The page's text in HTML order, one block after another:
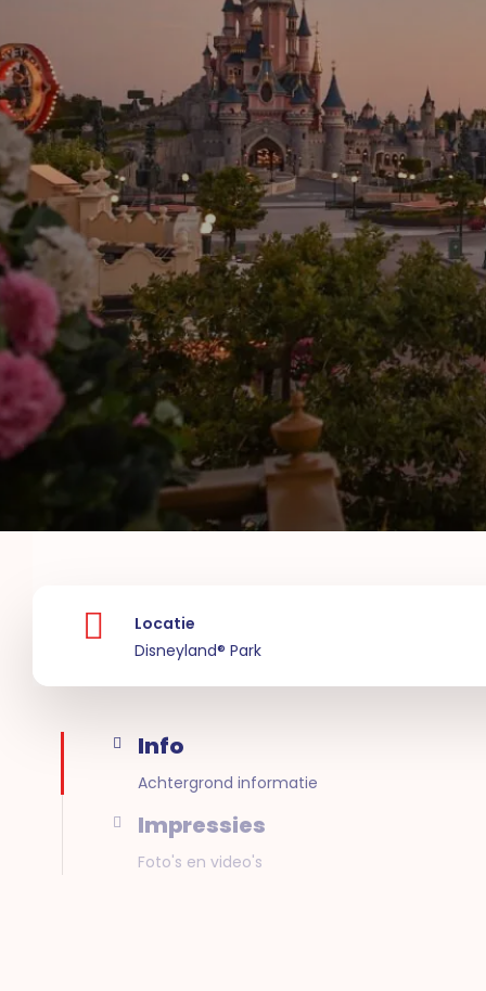
Locatie
Disneyland® Park
Info
Achtergrond informatie
Impressies
Foto's en video's